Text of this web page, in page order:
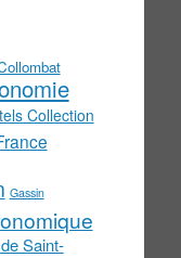
Collection
Gassin
Saint-